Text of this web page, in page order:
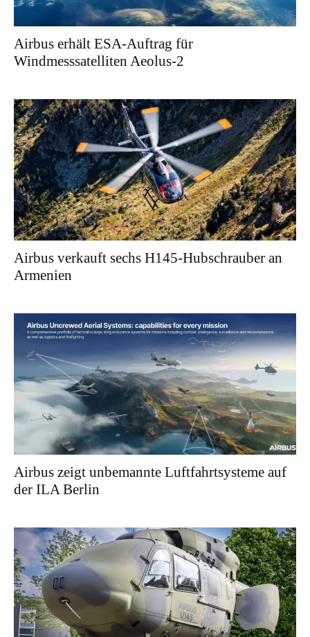
Airbus erhält ESA-Auftrag für
Windmesssatelliten Aeolus-2
Airbus verkauft sechs H145-Hubschrauber an
Armenien
Airbus zeigt unbemannte Luftfahrtsysteme auf
der ILA Berlin